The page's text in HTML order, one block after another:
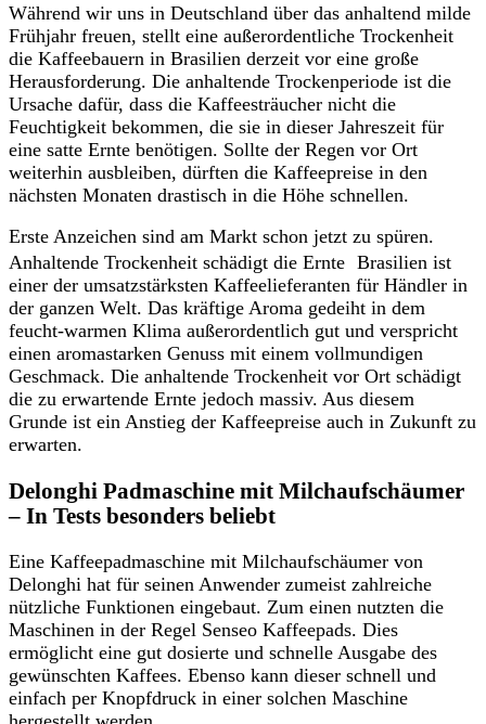
Während wir uns in Deutschland über das anhaltend milde
Frühjahr freuen, stellt eine außerordentliche Trockenheit
die Kaffeebauern in Brasilien derzeit vor eine große
Herausforderung. Die anhaltende Trockenperiode ist die
Ursache dafür, dass die Kaffeesträucher nicht die
Feuchtigkeit bekommen, die sie in dieser Jahreszeit für
eine satte Ernte benötigen. Sollte der Regen vor Ort
weiterhin ausbleiben, dürften die Kaffeepreise in den
nächsten Monaten drastisch in die Höhe schnellen.
Erste Anzeichen sind am Markt schon jetzt zu spüren.
Anhaltende Trockenheit schädigt die Ernte Brasilien ist
einer der umsatzstärksten Kaffeelieferanten für Händler in
der ganzen Welt. Das kräftige Aroma gedeiht in dem
feucht-warmen Klima außerordentlich gut und verspricht
einen aromastarken Genuss mit einem vollmundigen
Geschmack. Die anhaltende Trockenheit vor Ort schädigt
die zu erwartende Ernte jedoch massiv. Aus diesem
Grunde ist ein Anstieg der Kaffeepreise auch in Zukunft zu
erwarten.
Delonghi Padmaschine mit Milchaufschäumer
– In Tests besonders beliebt
Eine Kaffeepadmaschine mit Milchaufschäumer von
Delonghi hat für seinen Anwender zumeist zahlreiche
nützliche Funktionen eingebaut. Zum einen nutzten die
Maschinen in der Regel Senseo Kaffeepads. Dies
ermöglicht eine gut dosierte und schnelle Ausgabe des
gewünschten Kaffees. Ebenso kann dieser schnell und
einfach per Knopfdruck in einer solchen Maschine